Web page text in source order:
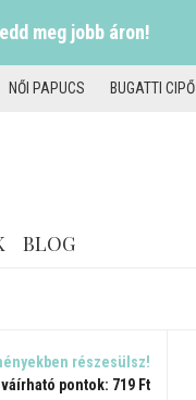
meg jobb áron!
NŐI PAPUCS BUGATTI CIPŐ
BLOG
részesülsz!
pontok: 719 Ft